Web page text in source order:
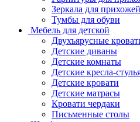
Зеркала для прихожей
Тумбы для обуви
Мебель для детской
Двухъярусные
Детские диваны
Детские комнаты
Детские кресла-
Детские кровати
Детские матрасы
Кровати чердаки
Письменные столы